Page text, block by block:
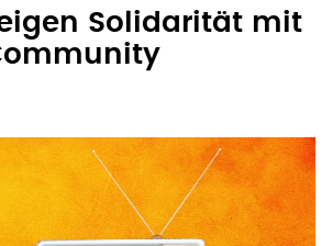
Solidarität mit